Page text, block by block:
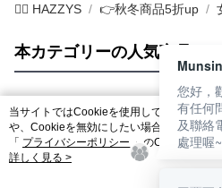
🐕‍🦺 HAZZYS 👉秋冬商品5折up
本カテゴリーの人気商品
人気タグ
当サイトではCookieを使用しています。当
や、Cookieを無効にしたい場合のブラウザ
「 プライバシーポリシー 」のCookieポリ
が、当サイトを引き続き使用される場合、
詳しく見る >
您好，
有任何
及聯絡
處理喔~